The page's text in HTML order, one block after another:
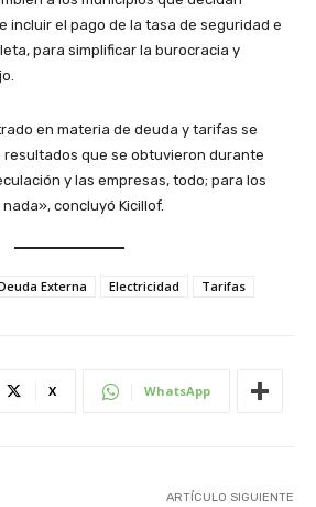
incluir el pago de la tasa de seguridad e
para simplificar la burocracia y
en materia de deuda y tarifas se
que se obtuvieron durante
y las empresas, todo; para los
concluyó Kicillof.
Externa Electricidad Tarifas
X WhatsApp
ARTÍCULO SIGUIENTE